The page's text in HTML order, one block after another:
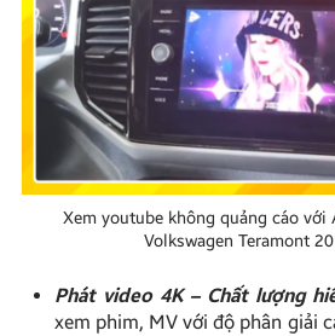
Xem youtube không quảng cáo với
Volkswagen Teramont
Phát video 4K – Chất lượng
xem phim, MV với độ phân giải